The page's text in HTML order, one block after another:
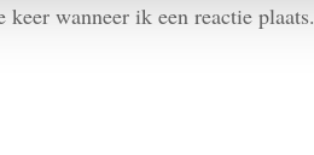
wanneer ik een reactie plaats.